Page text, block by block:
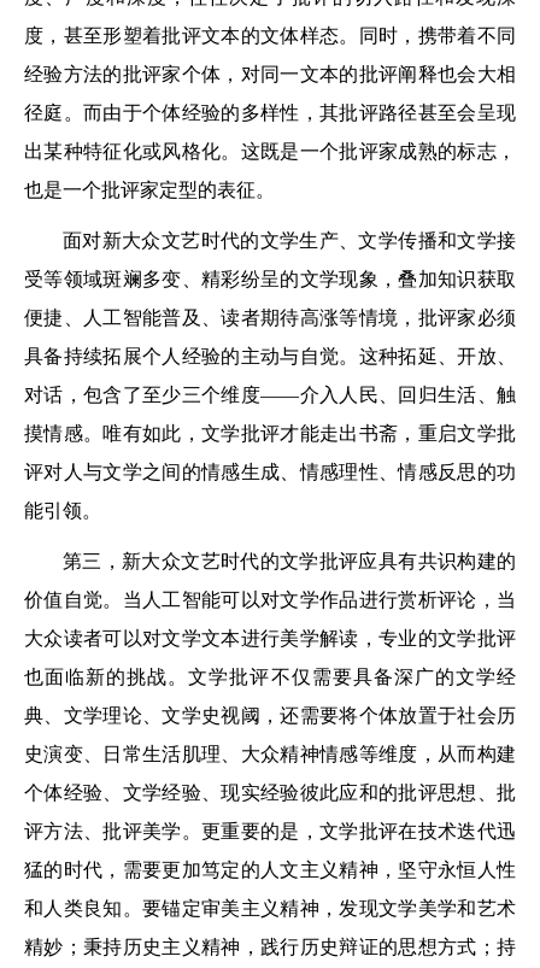
度，甚至形塑着批评文本的文体样态。同时，携带着不同
经验方法的批评家个体，对同一文本的批评阐释也会大相
径庭。而由于个体经验的多样性，其批评路径甚至会呈现
出某种特征化或风格化。这既是一个批评家成熟的标志，
也是一个批评家定型的表征。
面对新大众文艺时代的文学生产、文学传播和文学接
受等领域斑斓多变、精彩纷呈的文学现象，叠加知识获取
便捷、人工智能普及、读者期待高涨等情境，批评家必须
具备持续拓展个人经验的主动与自觉。这种拓延、开放、
对话，包含了至少三个维度——介入人民、回归生活、触
摸情感。唯有如此，文学批评才能走出书斋，重启文学批
评对人与文学之间的情感生成、情感理性、情感反思的功
能引领。
第三，新大众文艺时代的文学批评应具有共识构建的
价值自觉。当人工智能可以对文学作品进行赏析评论，当
大众读者可以对文学文本进行美学解读，专业的文学批评
也面临新的挑战。文学批评不仅需要具备深广的文学经
典、文学理论、文学史视阈，还需要将个体放置于社会历
史演变、日常生活肌理、大众精神情感等维度，从而构建
个体经验、文学经验、现实经验彼此应和的批评思想、批
评方法、批评美学。更重要的是，文学批评在技术迭代迅
猛的时代，需要更加笃定的人文主义精神，坚守永恒人性
和人类良知。要锚定审美主义精神，发现文学美学和艺术
精妙；秉持历史主义精神，践行历史辩证的思想方式；持